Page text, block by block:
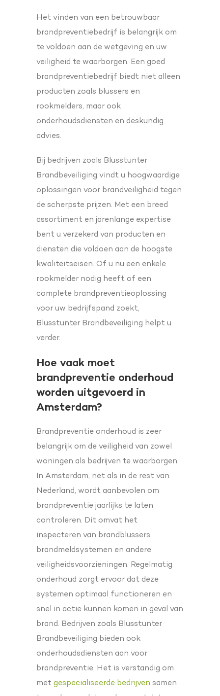
Het vinden van een betrouwbaar
brandpreventiebedrijf is belangrijk om
te voldoen aan de wetgeving en uw
veiligheid te waarborgen. Een goed
brandpreventiebedrijf biedt niet alleen
producten zoals blussers en
rookmelders, maar ook
onderhoudsdiensten en deskundig
advies.
Bij bedrijven zoals Blusstunter
Brandbeveiliging vindt u hoogwaardige
oplossingen voor brandveiligheid tegen
de scherpste prijzen. Met een breed
assortiment en jarenlange expertise
bent u verzekerd van producten en
diensten die voldoen aan de hoogste
kwaliteitseisen. Of u nu een enkele
rookmelder nodig heeft of een
complete brandpreventieoplossing
voor uw bedrijfspand zoekt,
Blusstunter Brandbeveiliging helpt u
verder.
Hoe vaak moet
brandpreventie onderhoud
worden uitgevoerd in
Amsterdam?
Brandpreventie onderhoud is zeer
belangrijk om de veiligheid van zowel
woningen als bedrijven te waarborgen.
In Amsterdam, net als in de rest van
Nederland, wordt aanbevolen om
brandpreventie jaarlijks te laten
controleren. Dit omvat het
inspecteren van brandblussers,
brandmeldsystemen en andere
veiligheidsvoorzieningen. Regelmatig
onderhoud zorgt ervoor dat deze
systemen optimaal functioneren en
snel in actie kunnen komen in geval van
brand. Bedrijven zoals Blusstunter
Brandbeveiliging bieden ook
onderhoudsdiensten aan voor
brandpreventie. Het is verstandig om
met gespecialiseerde bedrijven samen